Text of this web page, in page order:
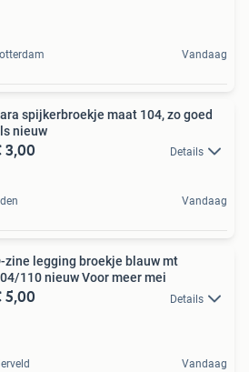
Vandaag
spijkerbroekje maat 104, zo goed
nieuw
3,00 Details
Vandaag
zine legging broekje blauw mt
104/110 nieuw Voor meer mei
5,00 Details
Vandaag